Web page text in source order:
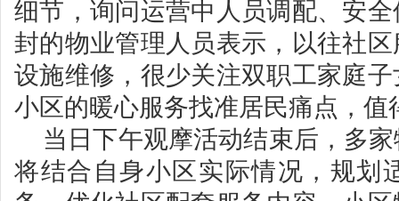
细节，询问运营中人员调配、安
封的物业管理人员表示，以往社
设施维修，很少关注双职工家庭
小区的暖心服务找准居民痛点，
当日下午观摩活动结束后，多
将结合自身小区实际情况，规划